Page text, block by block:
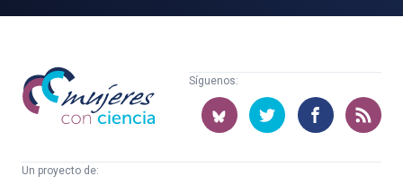
Mujeres
con
ciencia
Síguenos:
Un proyecto de: